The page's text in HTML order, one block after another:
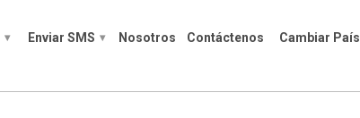
▾ Enviar SMS ▾ Nosotros Contáctenos Cambiar País